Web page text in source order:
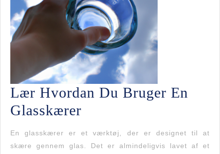
Lær Hvordan Du Bruger En
Glasskærer
Hvordan
Du
En glasskærer er et værktøj, der er designet til at
skære gennem glas. Det er almindeligvis lavet af et